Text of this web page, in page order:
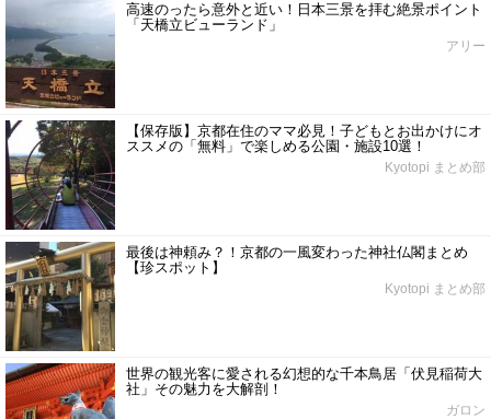
高速のったら意外と近い！日本三景を拝む絶景ポイント
「天橋立ビューランド」
アリー
【保存版】京都在住のママ必見！子どもとお出かけにオ
ススメの「無料」で楽しめる公園・施設10選！
Kyotopi まとめ部
最後は神頼み？！京都の一風変わった神社仏閣まとめ
【珍スポット】
Kyotopi まとめ部
世界の観光客に愛される幻想的な千本鳥居「伏見稲荷大
社」その魅力を大解剖！
ガロン